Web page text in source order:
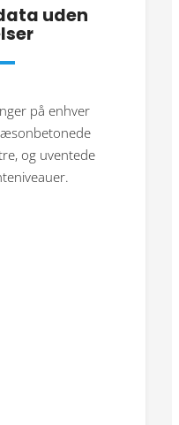
uden
på enhver
og uventede